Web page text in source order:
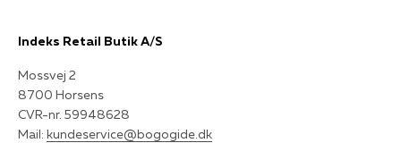
Indeks Retail Butik A/S
Mossvej 2
8700 Horsens
CVR-nr. 59948628
Mail: kundeservice@bogogide.dk